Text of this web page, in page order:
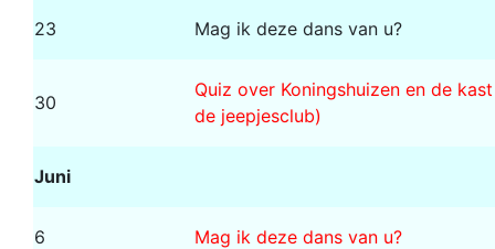
23 Mag ik deze dans van u?
30
Quiz over Koningshuizen en de
de jeepjesclub)
Juni
6 Mag ik deze dans van u?